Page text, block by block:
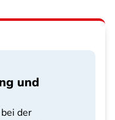
und
der